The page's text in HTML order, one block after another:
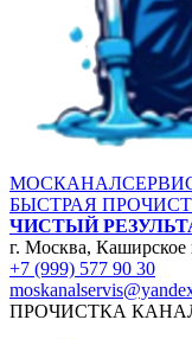
БЫСТРАЯ
ЧИСТЫЙ
г. Москва, Каширское
+7 (999) 577 90 30
ПРОЧИСТКА